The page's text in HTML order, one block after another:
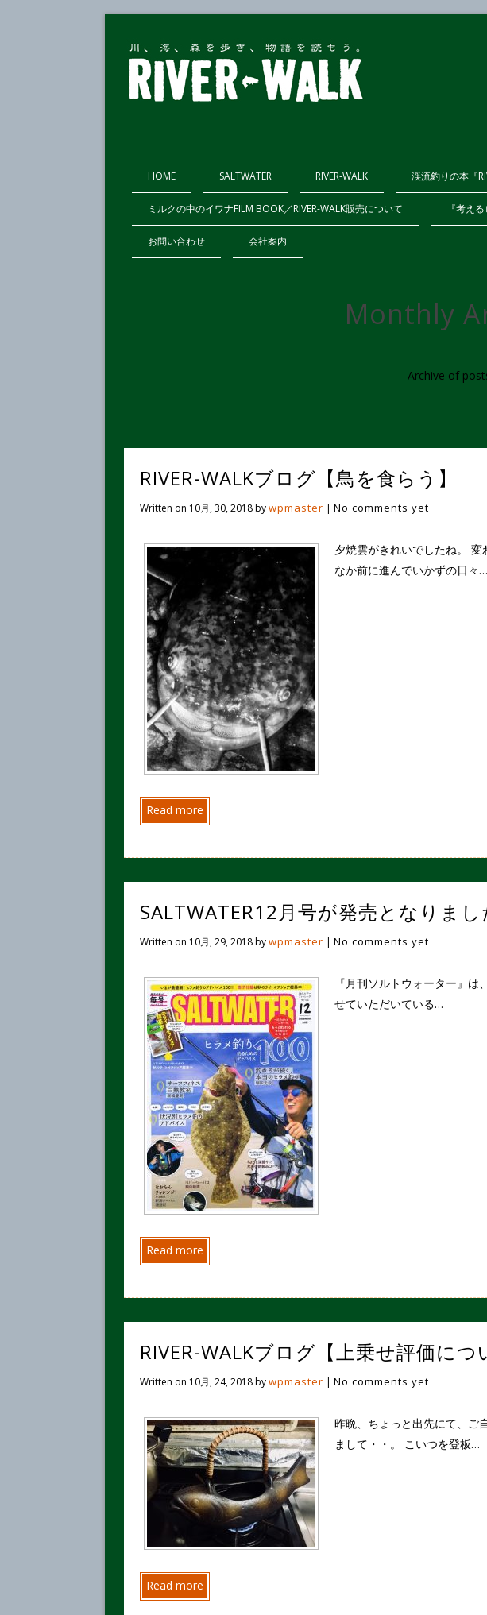
HOME SALTWATER RIVER-WALK 渓流釣りの本『
ミルクの中のイワナFILM BOOK／RIVER-WALK販売について 『考え
お問い合わせ 会社案内
Monthly
Archive of
RIVER-WALKブログ【鳥を食らう】
Written on 10月, 30, 2018bywpmaster | No comments yet
夕焼雲がきれいでしたね。
なか前に進んでいかずの日々…
Read more
SALTWATER12月号が発売となりまし
Written on 10月, 29, 2018bywpmaster | No comments yet
『月刊ソルトウォーター』は
せていただいている…
Read more
RIVER-WALKブログ【上乗せ評価につ
Written on 10月, 24, 2018bywpmaster | No comments yet
昨晩、ちょっと出先にて、ご
まして・・。 こいつを登板…
Read more